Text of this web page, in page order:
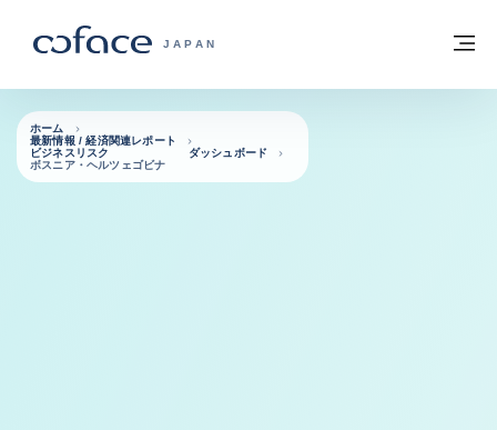
COFACE FOR TRADE - HOMEPAGE
JAPAN
ホームに戻る
ホーム
最新情報 / 経済関連レポート
ビジネスリスク ダッシュボード
ボスニア・ヘルツェゴビナ